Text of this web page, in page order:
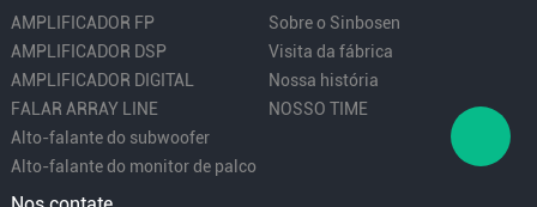
AMPLIFICADOR FP
AMPLIFICADOR DSP
AMPLIFICADOR DIGITAL
FALAR ARRAY LINE
Alto-falante do subwoofer
Alto-falante do monitor de palco
Sobre o Sinbosen
Visita da fábrica
Nossa história
NOSSO TIME